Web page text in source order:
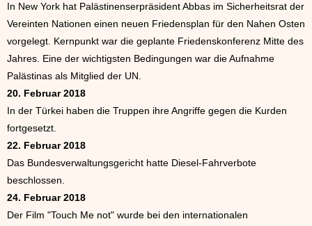
In New York hat Palästinenserpräsident Abbas im Sicherheitsrat der
Vereinten Nationen einen neuen Friedensplan für den Nahen Osten
vorgelegt. Kernpunkt war die geplante Friedenskonferenz Mitte des
Jahres. Eine der wichtigsten Bedingungen war die Aufnahme
Palästinas als Mitglied der UN.
20. Februar 2018
In der Türkei haben die Truppen ihre Angriffe gegen die Kurden
fortgesetzt.
22. Februar 2018
Das Bundesverwaltungsgericht hatte Diesel-Fahrverbote
beschlossen.
24. Februar 2018
Der Film "Touch Me not" wurde bei den internationalen